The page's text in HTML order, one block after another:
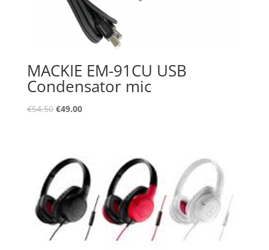
MACKIE EM-91CU USB
Condensator mic
€54.50 Oorspronkelijke
€49.00Huidige